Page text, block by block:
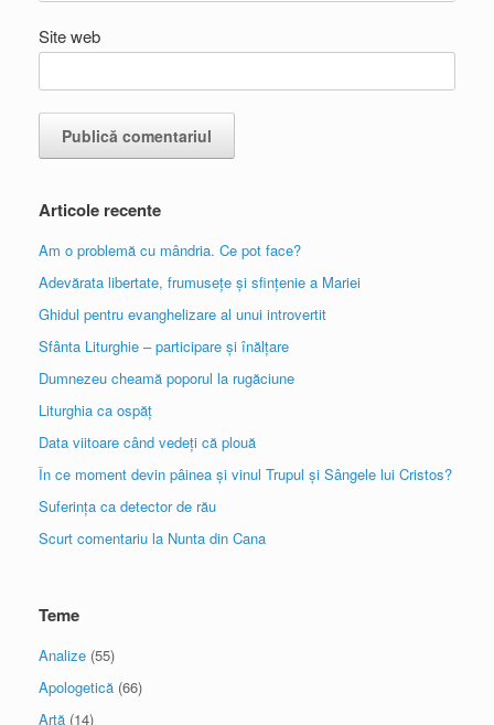
Site web
Articole recente
Am o problemă cu mândria. Ce pot face?
Adevărata libertate, frumusețe și sfințenie a Mariei
Ghidul pentru evanghelizare al unui introvertit
Sfânta Liturghie – participare și înălțare
Dumnezeu cheamă poporul la rugăciune
Liturghia ca ospăț
Data viitoare când vedeți că plouă
În ce moment devin pâinea și vinul Trupul și Sângele lui Cristos?
Suferința ca detector de rău
Scurt comentariu la Nunta din Cana
Teme
Analize (55)
Apologetică (66)
Artă (14)